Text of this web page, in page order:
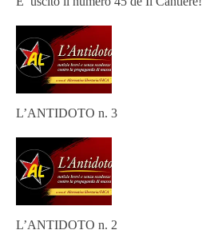
L’ANTIDOTO n. 3
L’ANTIDOTO n. 2